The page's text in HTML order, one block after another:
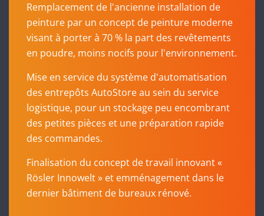
Remplacement de l'ancienne installation de
peinture par un concept de peinture moderne
visant à porter à 70 % la part des revêtements
en poudre, moins nocifs pour l'environnement.
Mise en service du système d'automatisation
des entrepôts AutoStore au sein du service
logistique, pour un stockage peu encombrant
des petites pièces et une préparation rapide
des commandes.
Finalisation du concept de travail innovant «
Rösler Innowelt » et emménagement dans le
dernier bâtiment de bureaux rénové.